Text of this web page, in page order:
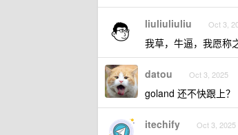
liuliuliuliu Oct 3,
我草，牛逼，我愿称
datou Oct 3, 2025
goland 还不快跟上？
itechify Oct 3, 2025